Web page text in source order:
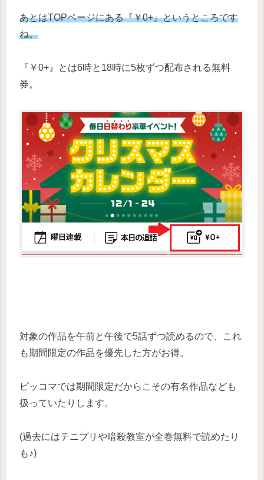
あとはTOPページにある『￥0+』というところです
ね。
『￥0+』とは6時と18時に5枚ずつ配布される無料
券。
対象の作品を午前と午後で5話ずつ読めるので、これ
も期間限定の作品を優先した方がお得。
ピッコマでは期間限定だからこその有名作品なども
扱っていたりします。
(過去にはテニプリや暗殺教室が全巻無料で読めたり
も♪)